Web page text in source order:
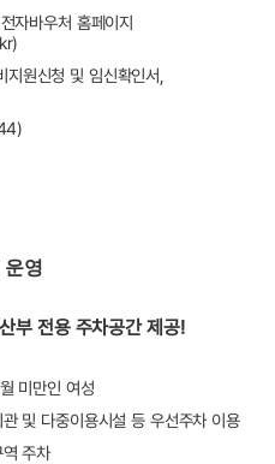
자바우처 홈페이지
원신청 및 임신확인서,
운영
부 전용 주차공간 제공!
미만인 여성
및 다중이용시설 등 우선주차 이용
주차